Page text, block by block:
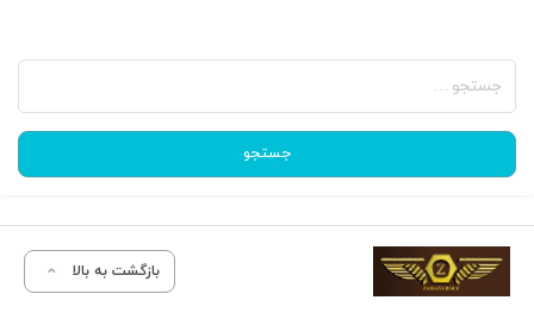
جستجو
برای:
جستجو
بازگشت به بالا